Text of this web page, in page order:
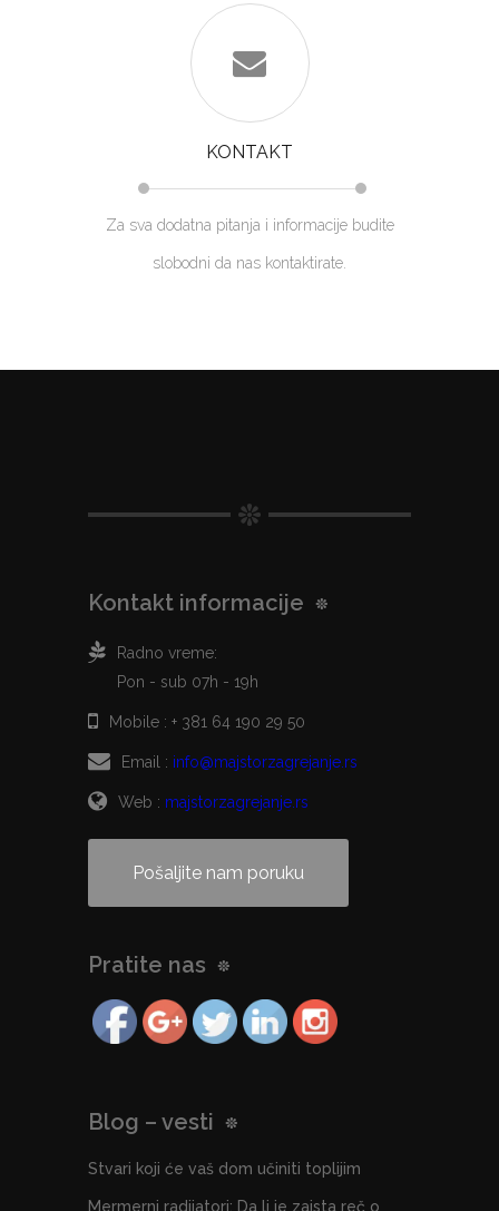
KONTAKT
Za sva dodatna pitanja i informacije budite
slobodni da nas kontaktirate.
Kontakt informacije
Radno vreme:
Pon - sub 07h - 19h
Mobile : + 381 64 190 29 50
Email : info@majstorzagrejanje.rs
Web : majstorzagrejanje.rs
Pošaljite nam poruku
Pratite nas
Blog – vesti
Stvari koji će vaš dom učiniti toplijim
Mermerni radijatori: Da li je zaista reč o